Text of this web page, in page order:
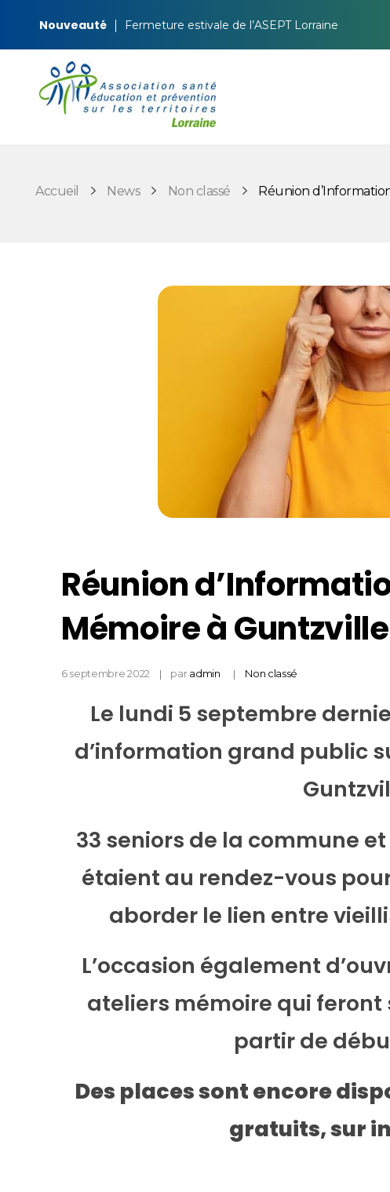
Nouveauté Fermeture estivale de l’ASEPT Lorraine
Accueil News Non classé Réunion
Réunion
Mémoire à
6 septembre 2022 par admin Non classé
Le lundi 5 septembre
d’information grand public
33 seniors de la commune
étaient au rendez-vous
aborder le lien entre
L’occasion également
ateliers mémoire qui
partir de
Des places sont encore
gratuits, sur